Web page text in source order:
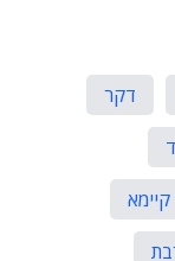
דקר
קיימא